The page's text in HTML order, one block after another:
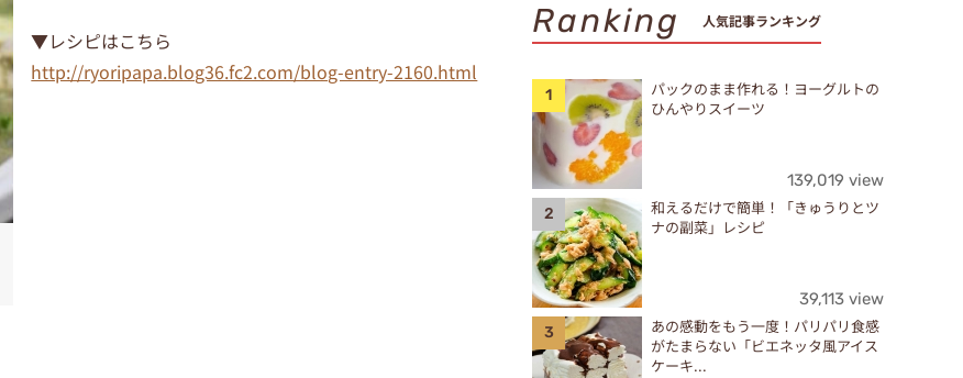
▼レシピはこちら
http://ryoripapa.blog36.fc2.com/blog-entry-2160.html
Ranking 人気記事ランキング
パックのまま作れる！ヨーグルトの
ひんやりスイーツ
139,019 view
和えるだけで簡単！「きゅうりとツ
ナの副菜」レシピ
39,113 view
あの感動をもう一度！パリパリ食感
がたまらない「ビエネッタ風アイス
ケーキ...